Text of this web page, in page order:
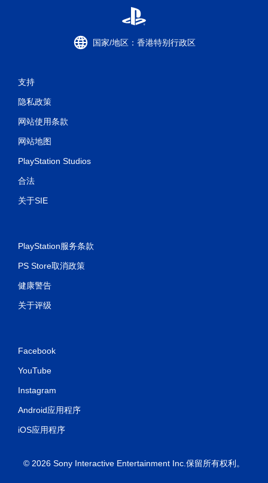
国家/地区：香港特别行政区
支持
隐私政策
网站使用条款
网站地图
PlayStation Studios
合法
关于SIE
PlayStation服务条款
PS Store取消政策
健康警告
关于评级
Facebook
YouTube
Instagram
Android应用程序
iOS应用程序
© 2026 Sony Interactive Entertainment Inc.保留所有权利。